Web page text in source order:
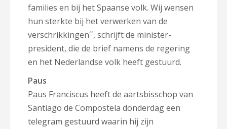
families en bij het Spaanse volk. Wij wensen
hun sterkte bij het verwerken van de
verschrikkingen´´, schrijft de minister-
president, die de brief namens de regering
en het Nederlandse volk heeft gestuurd.
Paus
Paus Franciscus heeft de aartsbisschop van
Santiago de Compostela donderdag een
telegram gestuurd waarin hij zijn